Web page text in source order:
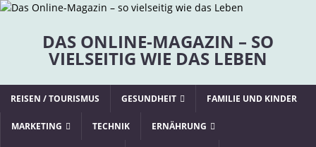
DAS ONLINE-MAGAZIN – SO
VIELSEITIG WIE DAS LEBEN
REISEN / TOURISMUS GESUNDHEIT FAMILIE UND KINDER
MARKETING TECHNIK ERNÄHRUNG